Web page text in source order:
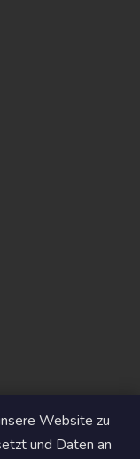
Website zu
und Daten an